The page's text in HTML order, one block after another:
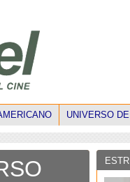
UNIVERSO